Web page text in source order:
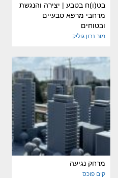
בט(ו)ח בטבע | יצירה והנגשת
מרחבי מרפא טבעיים
ובטוחים
מור נבון גוליק
מרחק נגיעה
קים פוכס